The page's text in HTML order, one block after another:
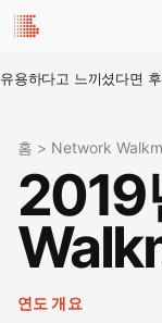
유용하다고 느끼셨다면
홈 > Network
2019
연도 개요